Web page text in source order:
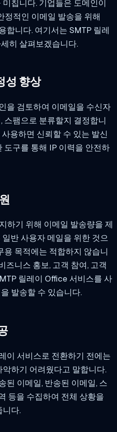
칩니다. 기업들은 도메인이
정적인 이메일 발송을 위해
합니다. 여기서는 SMTP 릴레
히 살펴보겠습니다.
성 향상
을 검토하여 이메일을 수신자
스팸으로 분류할지 결정합니
용하면 신뢰할 수 있는 발신
도구를 통해 IP 이력을 안전하
하기 위해 이메일 발송량을 제
반 사용자 메일을 위한 것으
용 목적에는 적합하지 않습니
즈니스 홍보, 고객 참여, 고객
릴레이 Office 서비스를 사
발송할 수 있습니다.
이 서비스로 전환하기 전에는
하기 어려웠다고 말합니다.
된 이메일, 반송된 이메일, 스
등을 수집하여 전체 상황을
니다.